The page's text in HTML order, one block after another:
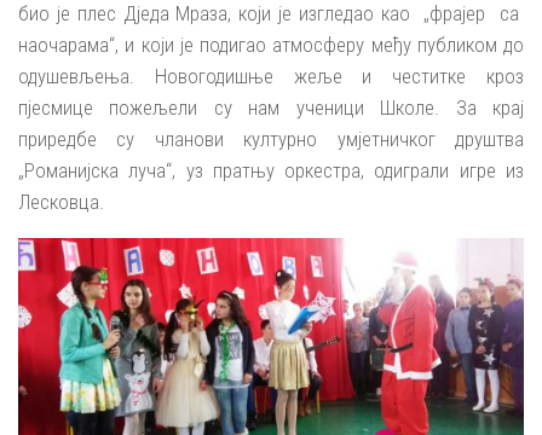
био је плес Дједа Мраза, који је изгледао као „фрајер са
наочарама“, и који је подигао атмосферу међу публиком до
одушевљења. Новогодишње жеље и честитке кроз
пјесмице пожељели су нам ученици Школе. За крај
приредбе су чланови културно умјетничког друштва
„Романијска луча“, уз пратњу оркестра, одиграли игре из
Лесковца.